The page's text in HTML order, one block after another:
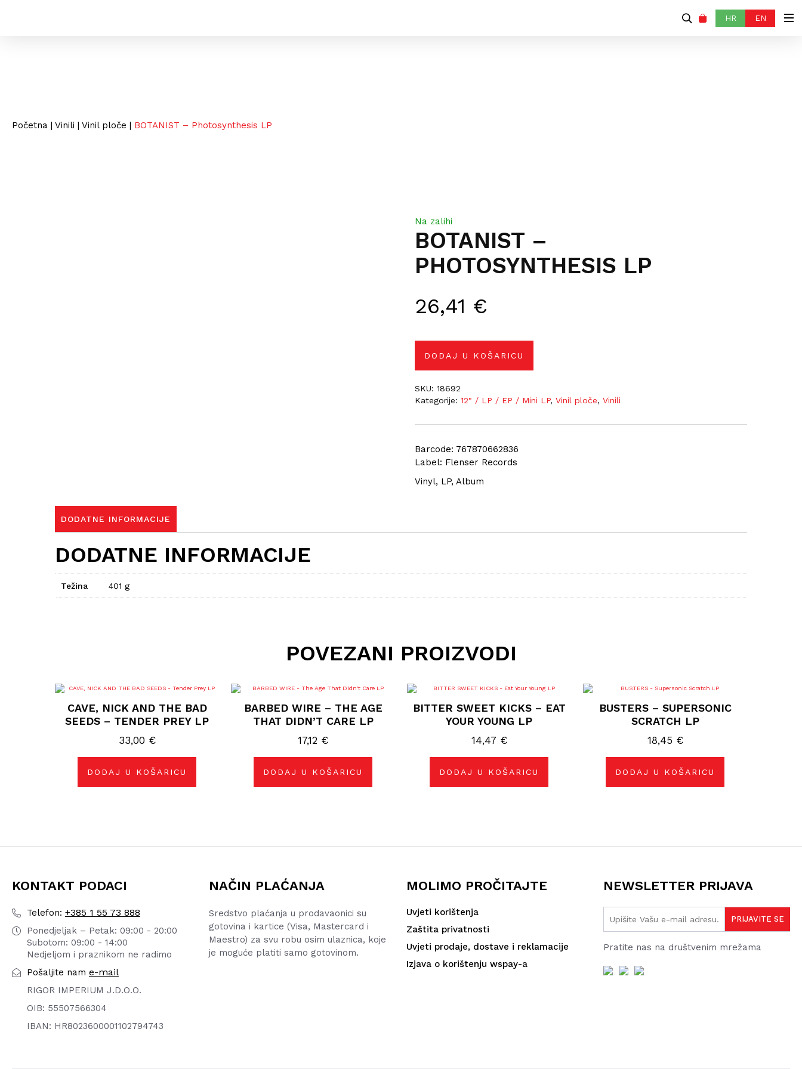
HR EN
Početna | Vinili | Vinil ploče | BOTANIST – Photosynthesis LP
BOTANIST –
PHOTOSYNTHESIS LP
26,41 €
Barcode: 767870662836
Label: Flenser Records
Vinyl, LP, Album
Na zalihi
DODAJ U KOŠARICU
SKU:18692
Kategorije:12" / LP / EP / Mini LP,Vinil ploče,Vinili
DODATNE INFORMACIJE
DODATNE INFORMACIJE
Težina 401 g
POVEZANI PROIZVODI
CAVE, NICK AND THE BAD
SEEDS – TENDER PREY LP
33,00 €
DODAJ U KOŠARICU
BARBED WIRE – THE AGE
THAT DIDN’T CARE LP
17,12 €
DODAJ U KOŠARICU
BITTER SWEET KICKS – EAT
YOUR YOUNG LP
14,47 €
DODAJ U KOŠARICU
BUSTERS – SUPERSONIC
SCRATCH LP
18,45 €
DODAJ U KOŠARICU
KONTAKT PODACI
Telefon: +385 1 55 73 888
Ponedjeljak – Petak: 09:00 - 20:00
Subotom: 09:00 - 14:00
Nedjeljom i praznikom ne radimo
Pošaljite nam e-mail
RIGOR IMPERIUM J.D.O.O.
OIB: 55507566304
IBAN: HR8023600001102794743
NAČIN PLAĆANJA
Sredstvo plaćanja u prodavaonici su
gotovina i kartice (Visa, Mastercard i
Maestro) za svu robu osim ulaznica, koje
je moguće platiti samo gotovinom.
MOLIMO PROČITAJTE
Uvjeti korištenja
Zaštita privatnosti
Uvjeti prodaje, dostave i reklamacije
Izjava o korištenju wspay-a
NEWSLETTER PRIJAVA
Pratite nas na društvenim mrežama